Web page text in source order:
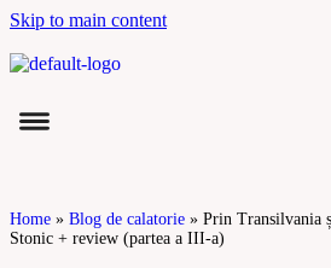
Skip to main content
Home » Blog de calatorie » Prin Transilvania
Stonic + review (partea a III-a)